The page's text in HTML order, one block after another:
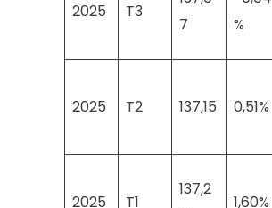
2025 T3
7
%
2025 T2 137,15 0,51%
2025 T1
137,2
1,60%